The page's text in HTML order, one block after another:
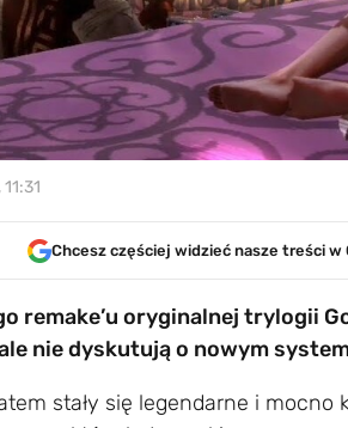
Chcesz częściej widzieć nasze treści w
remake’u oryginalnej trylogii
nie dyskutują o nowym
stały się legendarne i